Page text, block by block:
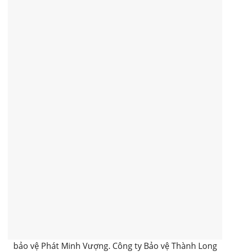
bảo vệ Phát Minh Vượng. Công ty Bảo vệ Thành Long